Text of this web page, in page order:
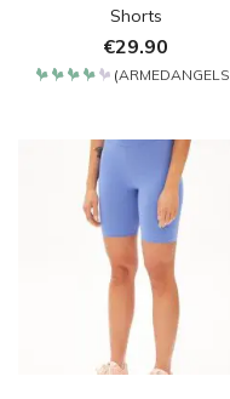
Shorts
€29.90
(ARMEDANGELS